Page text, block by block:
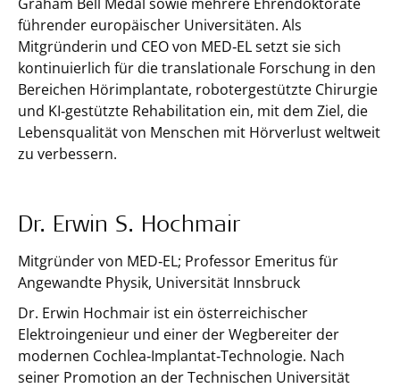
führender europäischer Universitäten. Als
Mitgründerin und CEO von MED‑EL setzt sie sich
kontinuierlich für die translationale Forschung in den
Bereichen Hörimplantate, robotergestützte Chirurgie
und KI‑gestützte Rehabilitation ein, mit dem Ziel, die
Lebensqualität von Menschen mit Hörverlust weltweit
zu verbessern.
Dr. Erwin S. Hochmair
Mitgründer von MED‑EL; Professor Emeritus für
Angewandte Physik, Universität Innsbruck
Dr. Erwin Hochmair ist ein österreichischer
Elektroingenieur und einer der Wegbereiter der
modernen Cochlea‑Implantat‑Technologie. Nach
seiner Promotion an der Technischen Universität